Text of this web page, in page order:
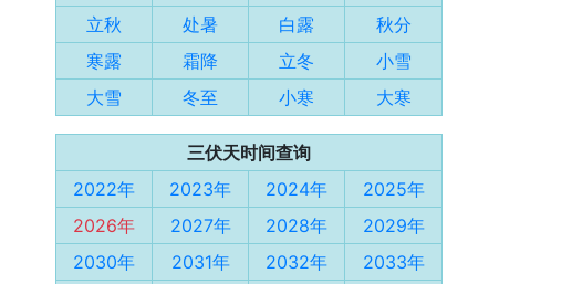
立秋
处暑 白露
秋分
寒露
霜降 立冬
小雪
大雪
冬至 小寒 大寒
三伏天时间查询
2022年
2023年 2024年
2025年
2026年
2027年 2028年
2029年
2030年
2031年 2032年
2033年